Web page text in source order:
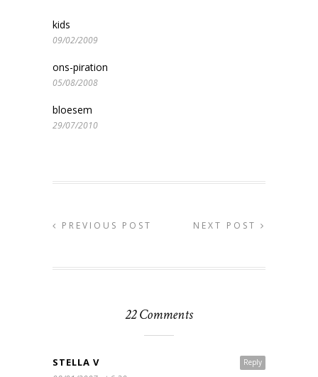
kids
09/02/2009
ons-piration
05/08/2008
bloesem
29/07/2010
PREVIOUS POST NEXT POST
22 Comments
Reply
STELLA V